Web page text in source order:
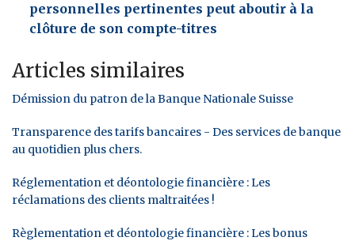
personnelles pertinentes peut aboutir à la
clôture de son compte-titres
Articles similaires
Démission du patron de la Banque Nationale Suisse
Transparence des tarifs bancaires - Des services de banque
au quotidien plus chers.
Réglementation et déontologie financière : Les
réclamations des clients maltraitées !
Règlementation et déontologie financière : Les bonus